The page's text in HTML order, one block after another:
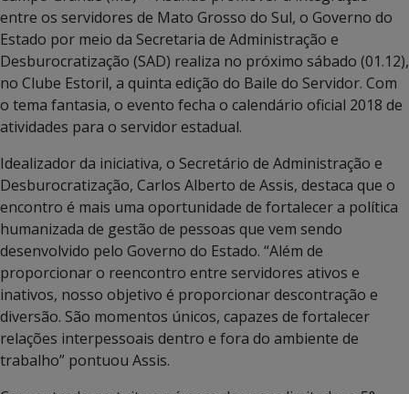
entre os servidores de Mato Grosso do Sul, o Governo do
Estado por meio da Secretaria de Administração e
Desburocratização (SAD) realiza no próximo sábado (01.12),
no Clube Estoril, a quinta edição do Baile do Servidor. Com
o tema fantasia, o evento fecha o calendário oficial 2018 de
atividades para o servidor estadual.
Idealizador da iniciativa, o Secretário de Administração e
Desburocratização, Carlos Alberto de Assis, destaca que o
encontro é mais uma oportunidade de fortalecer a política
humanizada de gestão de pessoas que vem sendo
desenvolvido pelo Governo do Estado. “Além de
proporcionar o reencontro entre servidores ativos e
inativos, nosso objetivo é proporcionar descontração e
diversão. São momentos únicos, capazes de fortalecer
relações interpessoais dentro e fora do ambiente de
trabalho” pontuou Assis.